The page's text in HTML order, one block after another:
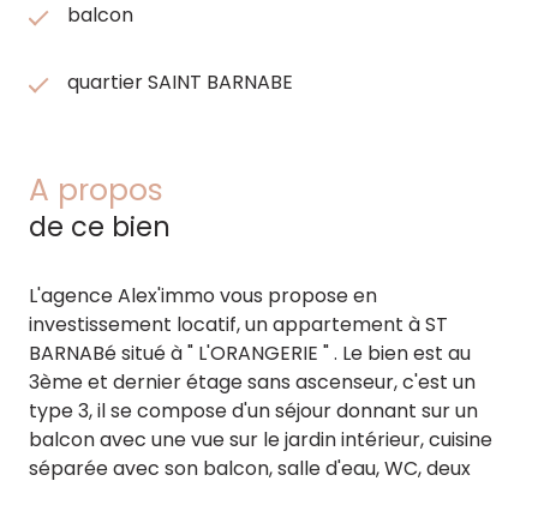
balcon
quartier SAINT BARNABE
A propos
de ce bien
L'agence Alex'immo vous propose en
investissement locatif, un appartement à ST
BARNABé situé à " L'ORANGERIE " . Le bien est au
3ème et dernier étage sans ascenseur, c'est un
type 3, il se compose d'un séjour donnant sur un
balcon avec une vue sur le jardin intérieur, cuisine
séparée avec son balcon, salle d'eau, WC, deux